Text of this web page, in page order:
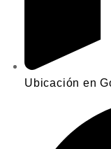
Ubicación en